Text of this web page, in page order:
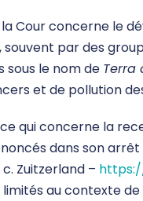
la Cour concerne le
par des
sous le nom de Terra
et de pollution
qui concerne la
dans son arrêt
Zuitzerland –
limités au contexte